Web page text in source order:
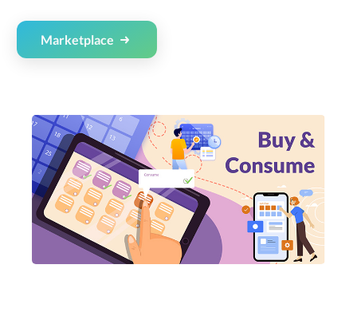
Marketplace